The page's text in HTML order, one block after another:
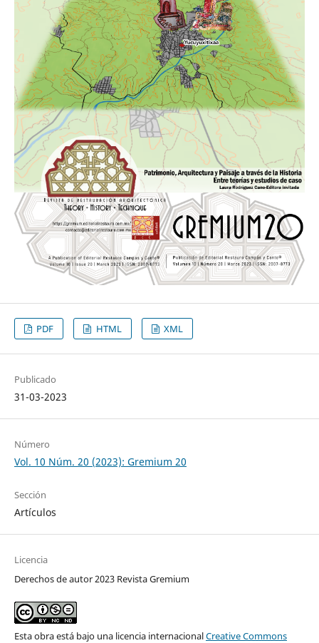
PDF HTML XML
Publicado
31-03-2023
Número
Vol. 10 Núm. 20 (2023): Gremium 20
Sección
Artículos
Licencia
Derechos de autor 2023 Revista Gremium
Esta obra está bajo una licencia internacionalCreative Commons